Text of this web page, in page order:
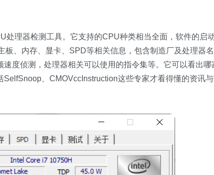
处理器检测工具。它支持的CPU种类相当全面，软件的启
板、内存、显卡、SPD等相关信息，包含制造厂及处理器
速度侦测，处理器相关可以使用的指令集等。它可以看出
、CMOVccInstruction这些专家才看得懂的资讯与